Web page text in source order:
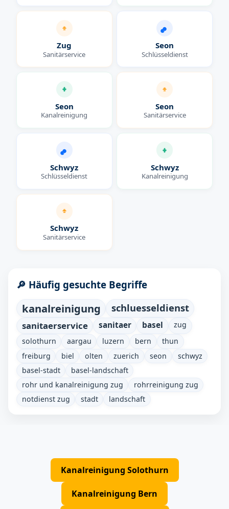
Zug
Sanitärservice
Seon
Schlüsseldienst
Seon
Kanalreinigung
Seon
Sanitärservice
Schwyz
Schlüsseldienst
Schwyz
Kanalreinigung
Schwyz
Sanitärservice
🔎 Häufig gesuchte Begriffe
kanalreinigung schluesseldienst
sanitaerservice sanitaer basel
zug
solothurn
aargau luzern bern
thun
freiburg
biel olten zuerich seon
schwyz
basel-stadt
basel-landschaft
rohr und kanalreinigung zug
rohrreinigung zug
notdienst zug
stadt landschaft
Kanalreinigung Solothurn
Kanalreinigung Bern